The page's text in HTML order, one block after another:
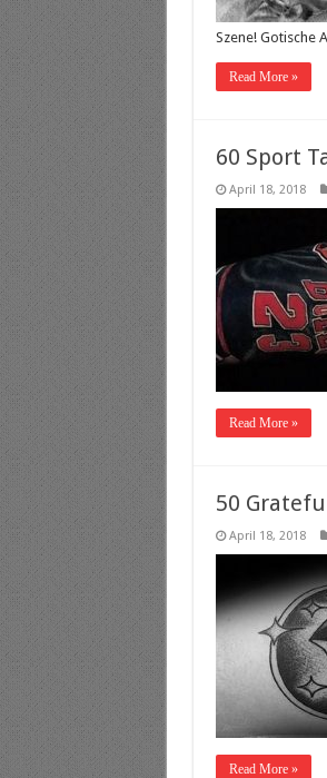
Szene! Gotische
Read More »
60 Sport
April 18, 2018
Read More »
50
April 18, 2018
Read More »